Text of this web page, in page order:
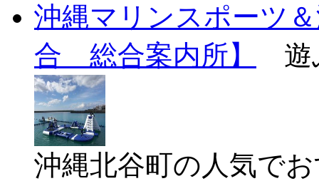
沖縄マリンスポーツ
合 総合案内所】
遊
沖縄北谷町の人気で